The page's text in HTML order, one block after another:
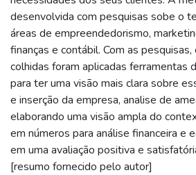
desenvolvida com pesquisas sobe o
áreas de empreendedorismo,
finanças e contábil. Com as
colhidas foram aplicadas ferramentas
para ter uma visão mais clara sobre
e inserção da empresa, analise de
elaborando uma visão ampla do
em números para análise financeira e
em uma avaliação positiva e
[resumo fornecido pelo autor]